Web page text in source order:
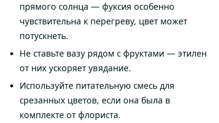
прямого солнца — фуксия особенно
чувствительна к перегреву, цвет может
потускнеть.
Не ставьте вазу рядом с фруктами — этилен
от них ускоряет увядание.
Используйте питательную смесь для
срезанных цветов, если она была в
комплекте от флориста.